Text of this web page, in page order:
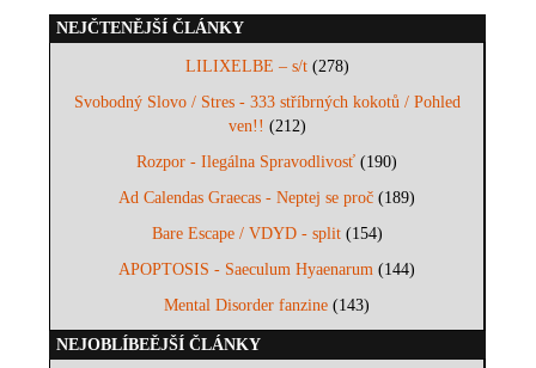
NEJČTENĚJŠÍ ČLÁNKY
LILIXELBE – s/t(278)
Svobodný Slovo / Stres - 333 stříbrných kokotů / Pohled
ven!! (212)
Rozpor - Ilegálna Spravodlivosť (190)
Ad Calendas Graecas - Neptej se proč (189)
Bare Escape / VDYD - split(154)
APOPTOSIS - Saeculum Hyaenarum (144)
Mental Disorder fanzine (143)
NEJOBLÍBEĚJŠÍ ČLÁNKY